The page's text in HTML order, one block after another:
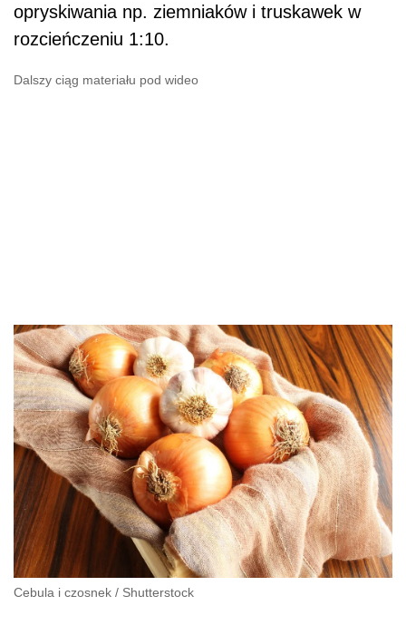
opryskiwania np. ziemniaków i truskawek w
rozcieńczeniu 1:10.
Dalszy ciąg materiału pod wideo
Cebula i czosnek / Shutterstock